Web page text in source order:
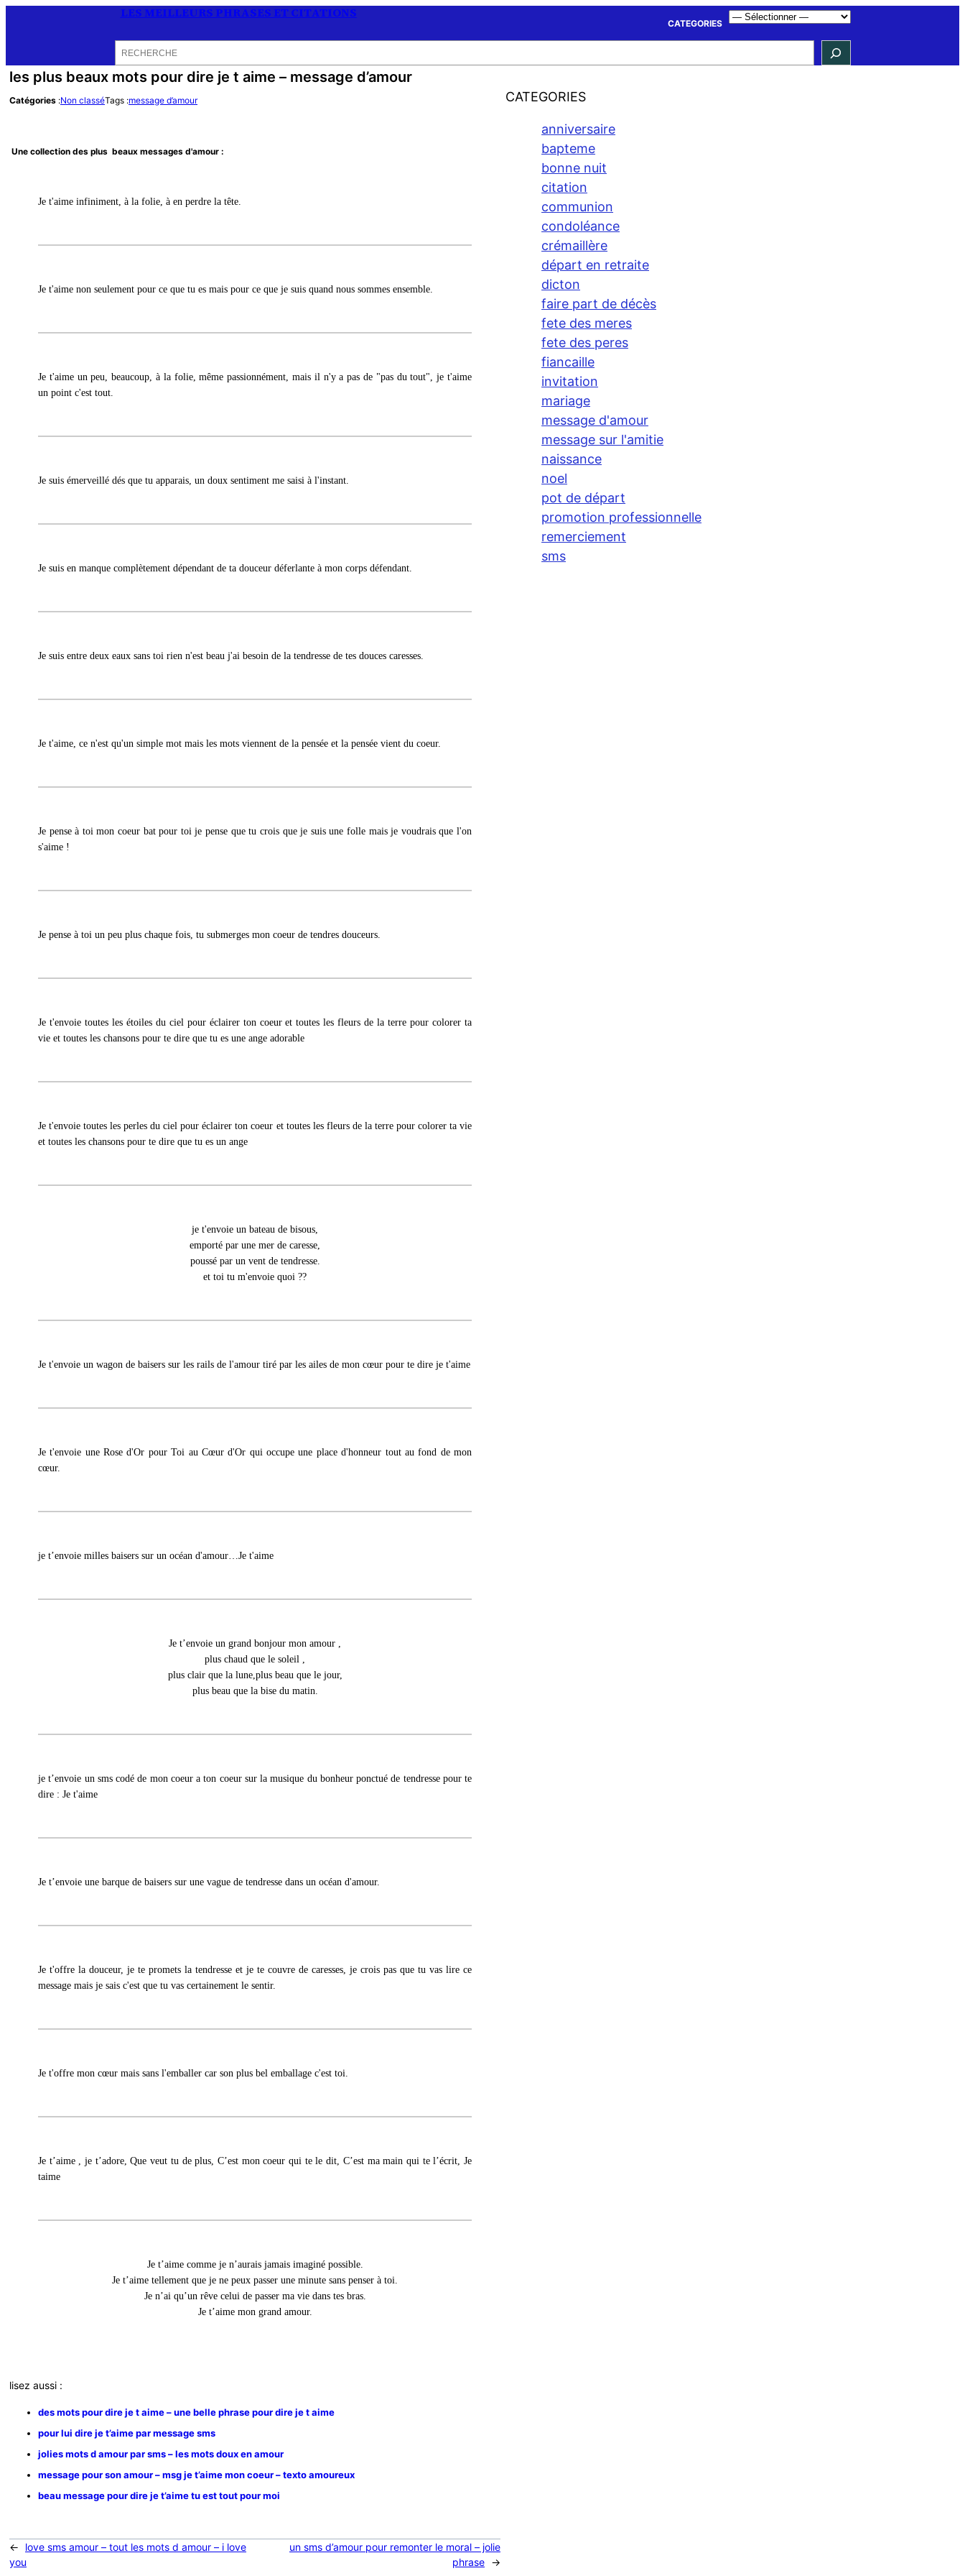
LES MEILLEURS PHRASES ET CITATIONS
CATEGORIES
les plus beaux mots pour dire je t aime – message d’amour
Catégories :Non classéTags :message d’amour
Une collection des plus beaux messages d'amour :
Je t'aime infiniment, à la folie, à en perdre la tête.
Je t'aime non seulement pour ce que tu es mais pour ce que je suis quand nous sommes ensemble.
Je t'aime un peu, beaucoup, à la folie, même passionnément, mais il n'y a pas de "pas du tout", je t'aime
un point c'est tout.
Je suis émerveillé dés que tu apparais, un doux sentiment me saisi à l'instant.
Je suis en manque complètement dépendant de ta douceur déferlante à mon corps défendant.
Je suis entre deux eaux sans toi rien n'est beau j'ai besoin de la tendresse de tes douces caresses.
Je t'aime, ce n'est qu'un simple mot mais les mots viennent de la pensée et la pensée vient du coeur.
Je pense à toi mon coeur bat pour toi je pense que tu crois que je suis une folle mais je voudrais que l'on
s'aime !
Je pense à toi un peu plus chaque fois, tu submerges mon coeur de tendres douceurs.
Je t'envoie toutes les étoiles du ciel pour éclairer ton coeur et toutes les fleurs de la terre pour colorer ta
vie et toutes les chansons pour te dire que tu es une ange adorable
Je t'envoie toutes les perles du ciel pour éclairer ton coeur et toutes les fleurs de la terre pour colorer ta vie
et toutes les chansons pour te dire que tu es un ange
je t'envoie un bateau de bisous,
emporté par une mer de caresse,
poussé par un vent de tendresse.
et toi tu m'envoie quoi ??
Je t'envoie un wagon de baisers sur les rails de l'amour tiré par les ailes de mon cœur pour te dire je t'aime
Je t'envoie une Rose d'Or pour Toi au Cœur d'Or qui occupe une place d'honneur tout au fond de mon
cœur.
je t’envoie milles baisers sur un océan d'amour…Je t'aime
Je t’envoie un grand bonjour mon amour ,
plus chaud que le soleil ,
plus clair que la lune,plus beau que le jour,
plus beau que la bise du matin.
je t’envoie un sms codé de mon coeur a ton coeur sur la musique du bonheur ponctué de tendresse pour te
dire : Je t'aime
Je t’envoie une barque de baisers sur une vague de tendresse dans un océan d'amour.
Je t'offre la douceur, je te promets la tendresse et je te couvre de caresses, je crois pas que tu vas lire ce
message mais je sais c'est que tu vas certainement le sentir.
Je t'offre mon cœur mais sans l'emballer car son plus bel emballage c'est toi.
Je t’aime , je t’adore, Que veut tu de plus, C’est mon coeur qui te le dit, C’est ma main qui te l’écrit, Je
taime
Je t’aime comme je n’aurais jamais imaginé possible.
Je t’aime tellement que je ne peux passer une minute sans penser à toi.
Je n’ai qu’un rêve celui de passer ma vie dans tes bras.
Je t’aime mon grand amour.
lisez aussi :
des mots pour dire je t aime – une belle phrase pour dire je t aime
pour lui dire je t’aime par message sms
jolies mots d amour par sms – les mots doux en amour
message pour son amour – msg je t’aime mon coeur – texto amoureux
beau message pour dire je t’aime tu est tout pour moi
←
love sms amour – tout les mots d amour – i love
you
un sms d’amour pour remonter le moral – jolie
phrase →
CATEGORIES
anniversaire
bapteme
bonne nuit
citation
communion
condoléance
crémaillère
départ en retraite
dicton
faire part de décès
fete des meres
fete des peres
fiancaille
invitation
mariage
message d'amour
message sur l'amitie
naissance
noel
pot de départ
promotion professionnelle
remerciement
sms